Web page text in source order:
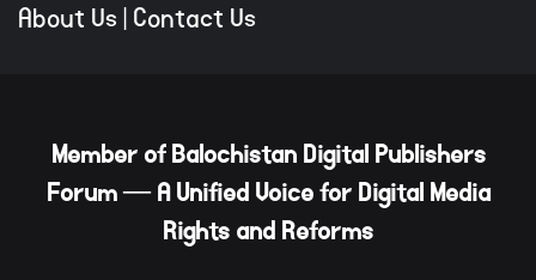
About Us|Contact Us
Member of Balochistan Digital Publishers
Forum — A Unified Voice for Digital Media
Rights and Reforms